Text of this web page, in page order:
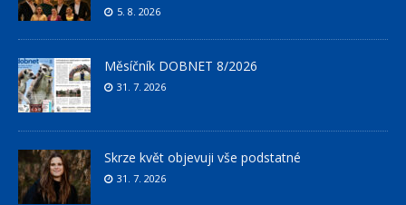
5. 8. 2026
Měsíčník DOBNET 8/2026
31. 7. 2026
Skrze květ objevuji vše podstatné
31. 7. 2026